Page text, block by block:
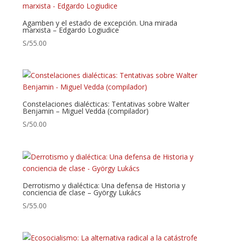
Agamben y el estado de excepción. Una mirada
marxista – Edgardo Logiudice
S/55.00
Constelaciones dialécticas: Tentativas sobre Walter
Benjamin – Miguel Vedda (compilador)
S/50.00
Derrotismo y dialéctica: Una defensa de Historia y
conciencia de clase – György Lukács
S/55.00